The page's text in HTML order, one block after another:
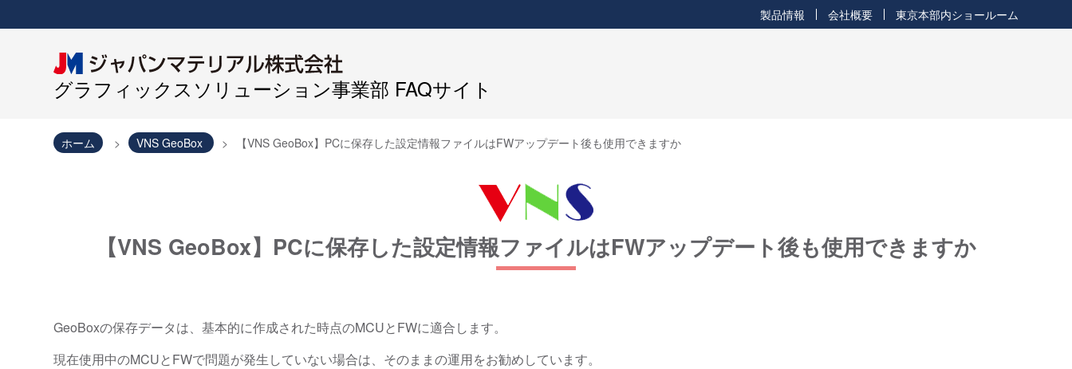
グラフィックスソリューション事業部 FAQサイト
製品情報 会社概要 東京本部内ショールーム
ホーム VNS GeoBox 【VNS GeoBox】PCに保存した設定情報ファイルはFWアップデート後も使用できますか
【VNS GeoBox】PCに保存した設定情報ファイルはFWアップデート後も使用できますか
GeoBoxの保存データは、基本的に作成された時点のMCUとFWに適合します。
現在使用中のMCUとFWで問題が発生していない場合は、そのままの運用をお勧めしています。